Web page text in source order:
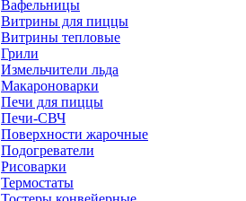
Вафельницы
Витрины для пиццы
Витрины тепловые
Грили
Измельчители льда
Макароноварки
Печи для пиццы
Печи-СВЧ
Поверхности жарочные
Подогреватели
Рисоварки
Термостаты